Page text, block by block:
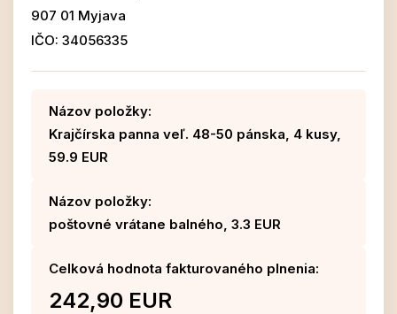
907 01 Myjava
IČO: 34056335
Názov položky:
Krajčírska panna veľ. 48-50 pánska, 4 kusy,
59.9 EUR
Názov položky:
poštovné vrátane balného, 3.3 EUR
Celková hodnota fakturovaného plnenia:
242,90 EUR